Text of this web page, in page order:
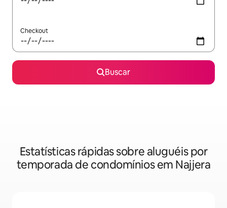
Checkout
Buscar
Estatísticas rápidas sobre aluguéis por
temporada de condomínios em Najjera